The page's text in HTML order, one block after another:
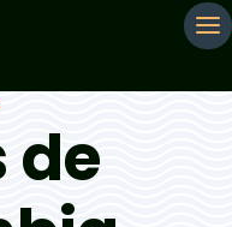
de